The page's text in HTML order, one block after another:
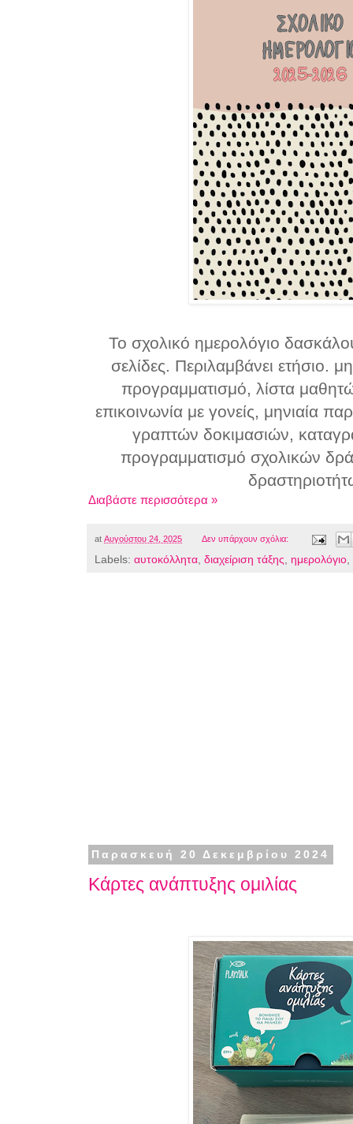
Το σχολικό ημερολόγιο
σελίδες. Περιλαμβάνει ετήσιο.
προγραμματισμό, λίστα
επικοινωνία με γονείς, μηνιαία
γραπτών δοκιμασιών,
προγραμματισμό σχολικών
Διαβάστε περισσότερα »
at Αυγούστου 24, 2025 Δεν υπάρχουν σχόλια:
Labels: αυτοκόλλητα, διαχείριση τάξης, ημερολόγιο,
Παρασκευή 20 Δεκεμβρίου 2024
Κάρτες ανάπτυξης ομιλίας